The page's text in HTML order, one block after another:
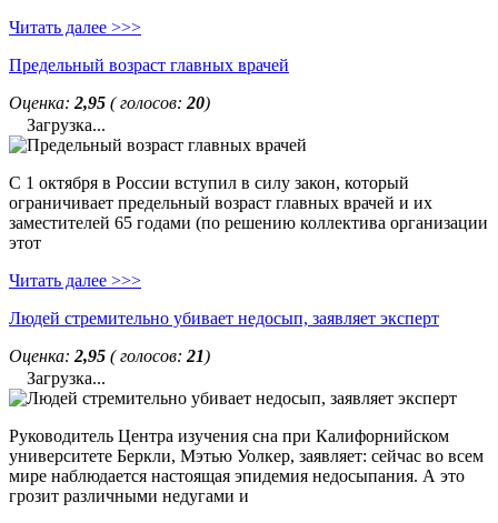
Читать далее >>>
Предельный возраст главных врачей
Оценка: 2,95 ( голосов: 20)
Загрузка...
С 1 октября в России вступил в силу закон, который
ограничивает предельный возраст главных врачей и их
заместителей 65 годами (по решению коллектива организации
этот
Читать далее >>>
Людей стремительно убивает недосып, заявляет эксперт
Оценка: 2,95 ( голосов: 21)
Загрузка...
Руководитель Центра изучения сна при Калифорнийском
университете Беркли, Мэтью Уолкер, заявляет: сейчас во всем
мире наблюдается настоящая эпидемия недосыпания. А это
грозит различными недугами и